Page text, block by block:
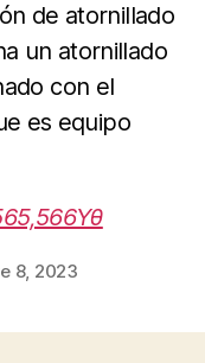
de atornillado
un atornillado
con el
es equipo
8, 2023